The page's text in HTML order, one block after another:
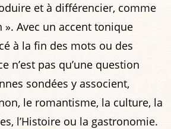
et à différencier, comme
». Avec un accent tonique
à la fin des mots ou des
n’est pas qu’une question
sondées y associent,
le romantisme, la culture, la
l’Histoire ou la gastronomie.